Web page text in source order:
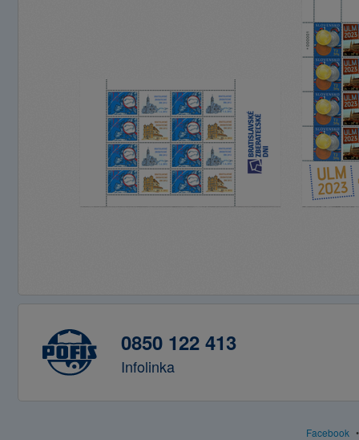
0850 122 413
Infolinka
Facebook